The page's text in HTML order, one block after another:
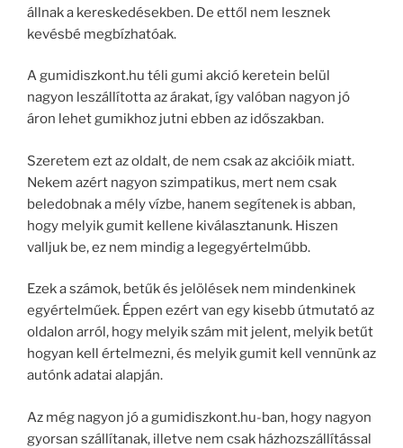
állnak a kereskedésekben. De ettől nem lesznek
kevésbé megbízhatóak.
A gumidiszkont.hu téli gumi akció keretein belül
nagyon leszállította az árakat, így valóban nagyon jó
áron lehet gumikhoz jutni ebben az időszakban.
Szeretem ezt az oldalt, de nem csak az akcióik miatt.
Nekem azért nagyon szimpatikus, mert nem csak
beledobnak a mély vízbe, hanem segítenek is abban,
hogy melyik gumit kellene kiválasztanunk. Hiszen
valljuk be, ez nem mindig a legegyértelműbb.
Ezek a számok, betűk és jelölések nem mindenkinek
egyértelműek. Éppen ezért van egy kisebb útmutató az
oldalon arról, hogy melyik szám mit jelent, melyik betűt
hogyan kell értelmezni, és melyik gumit kell vennünk az
autónk adatai alapján.
Az még nagyon jó a gumidiszkont.hu-ban, hogy nagyon
gyorsan szállítanak, illetve nem csak házhozszállítással